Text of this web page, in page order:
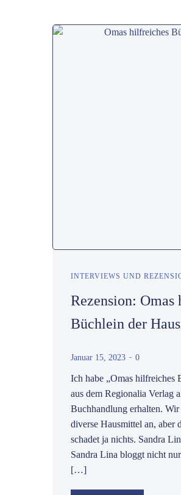
INTERVIEWS UND
Rezension:
Büchlein der
Januar 15, 2023 - 0
Ich habe „Omas hilfreiches
aus dem Regionalia Verlag
Buchhandlung erhalten.
diverse Hausmittel an, aber
schadet ja nichts. Sandra
Sandra Lina bloggt nicht
[…]